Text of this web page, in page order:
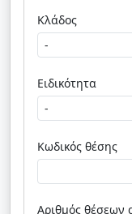
Κλάδος
Ειδικότητα
Κωδικός θέσης